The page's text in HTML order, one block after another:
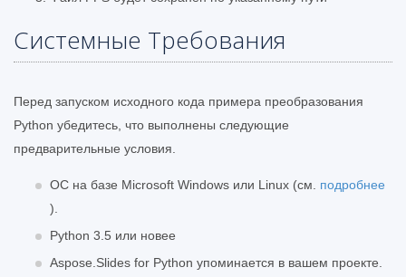
Системные Требования
Перед запуском исходного кода примера преобразования
Python убедитесь, что выполнены следующие
предварительные условия.
ОС на базе Microsoft Windows или Linux (см. подробнее
).
Python 3.5 или новее
Aspose.Slides for Python упоминается в вашем проекте.